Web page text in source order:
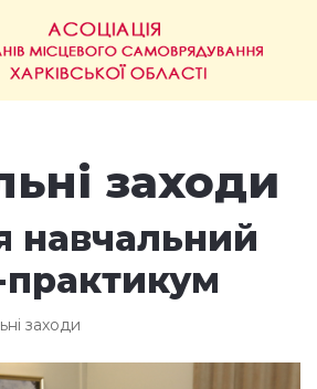
заходи
навчальний
практикум
заходи